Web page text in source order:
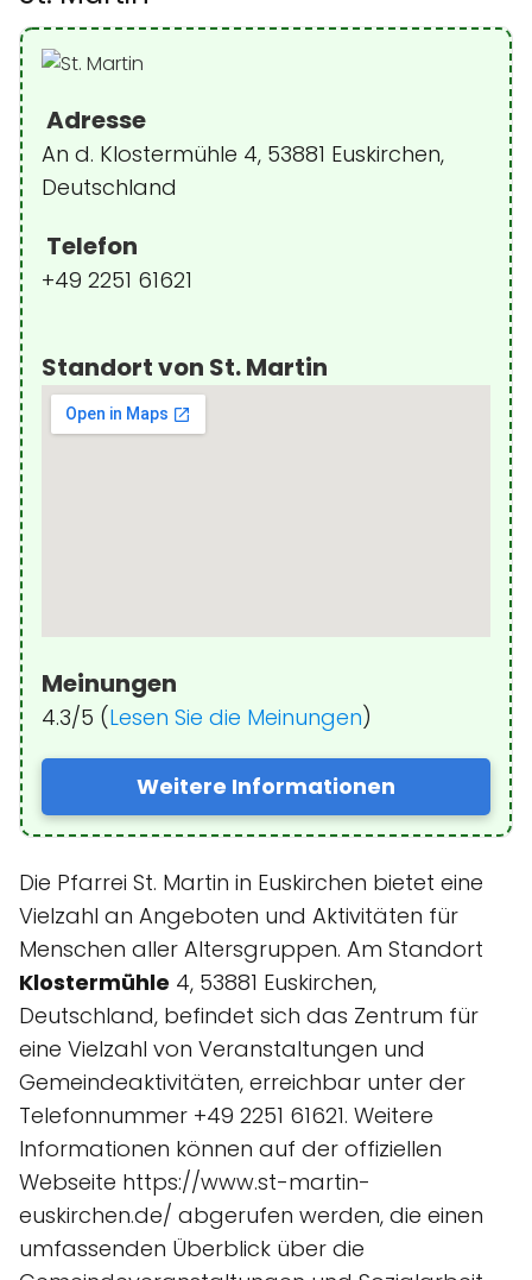
Adresse
An d. Klostermühle 4, 53881 Euskirchen,
Deutschland
Telefon
+49 2251 61621
Standort von St. Martin
Meinungen
4.3/5 (Lesen Sie die Meinungen)
Weitere Informationen
Die Pfarrei St. Martin in Euskirchen bietet eine
Vielzahl an Angeboten und Aktivitäten für
Menschen aller Altersgruppen. Am Standort
Klostermühle 4, 53881 Euskirchen,
Deutschland, befindet sich das Zentrum für
eine Vielzahl von Veranstaltungen und
Gemeindeaktivitäten, erreichbar unter der
Telefonnummer +49 2251 61621. Weitere
Informationen können auf der offiziellen
Webseite https://www.st-martin-
euskirchen.de/ abgerufen werden, die einen
umfassenden Überblick über die